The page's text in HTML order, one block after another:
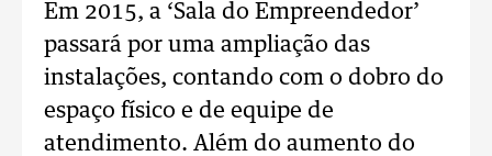
Em 2015, a ‘Sala do Empreendedor’
passará por uma ampliação das
instalações, contando com o dobro do
espaço físico e de equipe de
atendimento. Além do aumento do